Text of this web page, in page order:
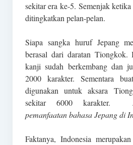
sekitar era ke-5. Semenjak
ditingkatkan pelan-pelan.
Siapa sangka huruf Jepang
berasal dari daratan Tiongkok.
kanji sudah berkembang dan
2000 karakter. Sementara
digunakan untuk aksara
sekitar 6000 karakter.
pemanfaatan bahasa Jepang di
Faktanya, Indonesia